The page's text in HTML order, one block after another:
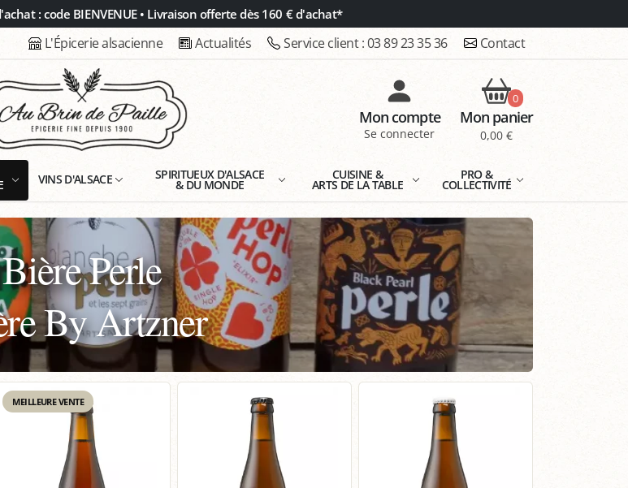
: code BIENVENUE • Livraison offerte dès 160 € d'achat*
L'Épicerie alsacienne Actualités Service client :03 89 23 35 36 Contact
Mon compte
Se connecter
0
Mon panier
0,00 €
VINS D'ALSACE SPIRITUEUX D'ALSACE
& DU MONDE
CUISINE &
ARTS DE LA TABLE
PRO &
COLLECTIVITÉ
Bière Perle
By Artzner
MEILLEURE VENTE